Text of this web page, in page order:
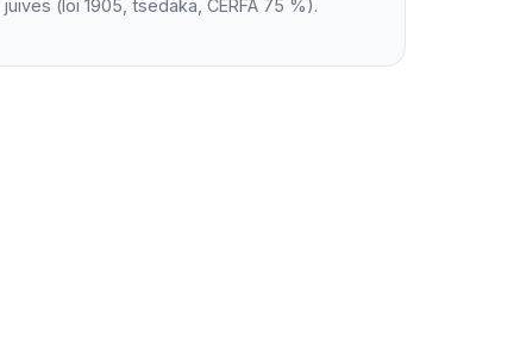
juives (loi 1905, tsedaka, CERFA 75 %).